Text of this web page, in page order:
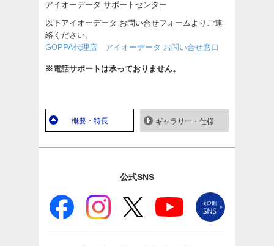
アイオーデータ サポートセンター
以下アイオーデータ お問い合せフォームよりご連
絡ください。
GOPPA代理店 アイオーデータ お問い合せ窓口
※電話サポートは承っておりません。
概要・特長 ギャラリー・仕様
公式SNS